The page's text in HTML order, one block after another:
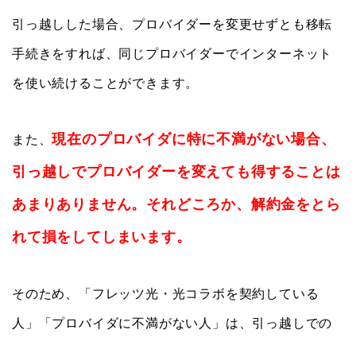
引っ越しした場合、プロバイダーを変更せずとも移転
手続きをすれば、同じプロバイダーでインターネット
を使い続けることができます。
また、現在のプロバイダに特に不満がない場合、
引っ越しでプロバイダーを変えても得することは
あまりありません。それどころか、解約金をとら
れて損をしてしまいます。
そのため、「フレッツ光・光コラボを契約している
人」「プロバイダに不満がない人」は、引っ越しでの